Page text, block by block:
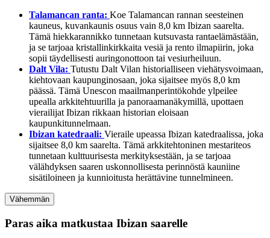
Talamancan ranta: Koe Talamancan rannan seesteinen
kauneus, kuvankaunis osuus vain 8,0 km Ibizan saarelta.
Tämä hiekkarannikko tunnetaan kutsuvasta rantaelämästään,
ja se tarjoaa kristallinkirkkaita vesiä ja rento ilmapiirin, joka
sopii täydellisesti auringonottoon tai vesiurheiluun.
Dalt Vila: Tutustu Dalt Vilan historialliseen viehätysvoimaan,
kiehtovaan kaupunginosaan, joka sijaitsee myös 8,0 km
päässä. Tämä Unescon maailmanperintökohde ylpeilee
upealla arkkitehtuurilla ja panoraamanäkymillä, upottaen
vierailijat Ibizan rikkaan historian eloisaan
kaupunkitunnelmaan.
Ibizan katedraali: Vieraile upeassa Ibizan katedraalissa, joka
sijaitsee 8,0 km saarelta. Tämä arkkitehtoninen mestariteos
tunnetaan kulttuurisesta merkityksestään, ja se tarjoaa
välähdyksen saaren uskonnollisesta perinnöstä kauniine
sisätiloineen ja kunnioitusta herättävine tunnelmineen.
Vähemmän
Paras aika matkustaa Ibizan saarelle